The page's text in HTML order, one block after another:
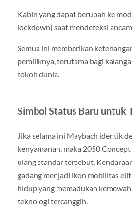
Kabin yang dapat berubah ke
lockdown) saat mendeteksi
Semua ini memberikan
pemiliknya, terutama bagi
tokoh dunia.
Simbol Status Baru untuk
Jika selama ini Maybach identik
kenyamanan, maka 2050
ulang standar tersebut.
gadang menjadi ikon mobilitas
hidup yang memadukan
teknologi tercanggih.